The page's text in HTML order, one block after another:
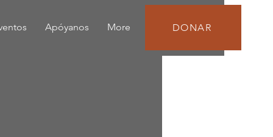
Apóyanos More DONAR